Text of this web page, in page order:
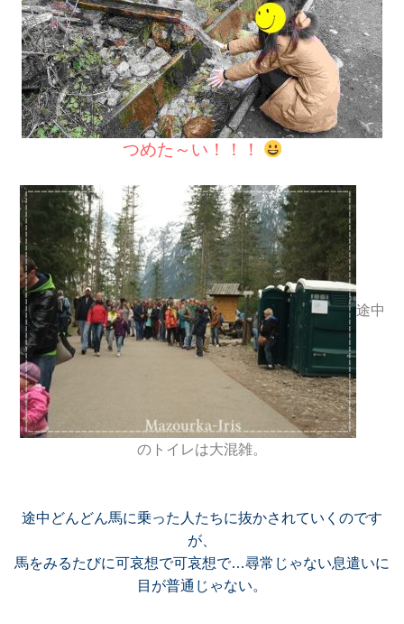
つめた～い！！！
途中
のトイレは大混雑。
途中どんどん馬に乗った人たちに抜かされていくのです
が、
馬をみるたびに可哀想で可哀想で…尋常じゃない息遣いに
目が普通じゃない。